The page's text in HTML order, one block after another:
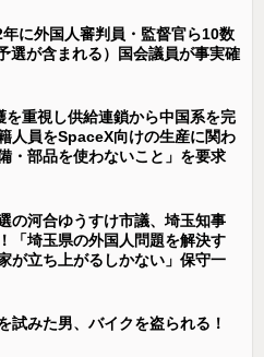
に外国人審判員・監督官ら10数
選が含まれる）国会議員が事実確
重視し供給連鎖から中国系を完
員をSpaceX向けの生産に関わ
・部品を使わないこと」を要求
の河合ゆうすけ市議、埼玉知事
「埼玉県の外国人問題を解決す
が立ち上がるしかない」保守一
試みた男、バイクを盗られる！